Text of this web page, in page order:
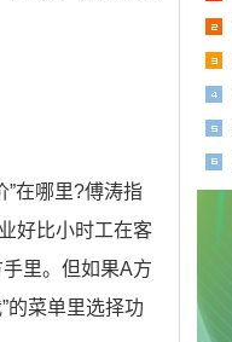
”在哪里?傅涛指
好比小时工在客
里。但如果A方
的菜单里选择功